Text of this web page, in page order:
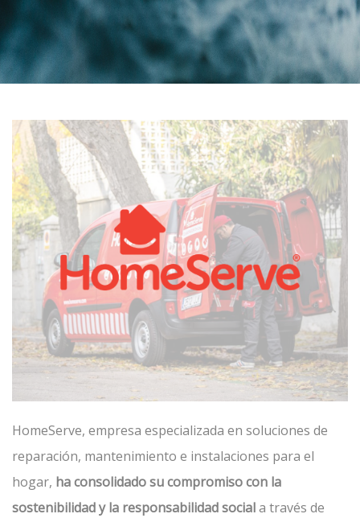
HomeServe, empresa especializada en soluciones de
reparación, mantenimiento e instalaciones para el
hogar, ha consolidado su compromiso con la
sostenibilidad y la responsabilidad sociala través de